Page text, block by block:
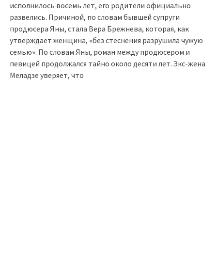
исполнилось восемь лет, его родители официально
развелись. Причиной, по словам бывшей супруги
продюсера Яны, стала Вера Брежнева, которая, как
утверждает женщина, «без стеснения разрушила чужую
семью». По словам Яны, роман между продюсером и
певицей продолжался тайно около десяти лет. Экс-жена
Меладзе уверяет, что